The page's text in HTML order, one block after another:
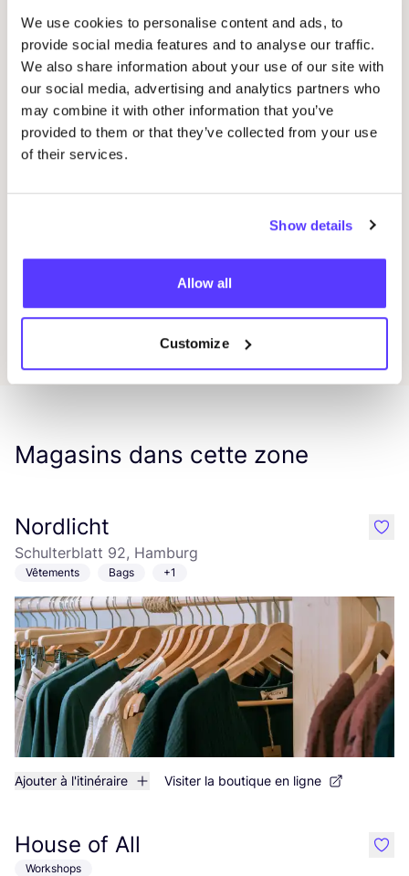
We use cookies to personalise content and ads, to
provide social media features and to analyse our traffic.
We also share information about your use of our site with
our social media, advertising and analytics partners who
may combine it with other information that you’ve
provided to them or that they’ve collected from your use
of their services.
Show details
Allow all
Customize
halfbird
Loreen Böcking
Magasins dans cette zone
Nordlicht
Schulterblatt 92, Hamburg
Vêtements Bags +1
Ajouter à l'itinéraire Visiter la boutique en ligne
like
House of All
Workshops
like